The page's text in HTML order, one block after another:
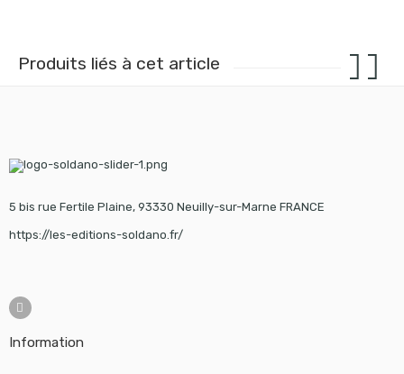
Produits liés à cet article
5 bis rue Fertile Plaine, 93330 Neuilly-sur-Marne FRANCE
https://les-editions-soldano.fr/
Information